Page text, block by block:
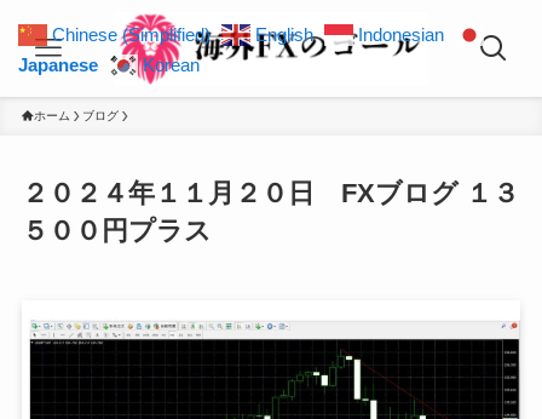
ホーム ブログ
２０２４年１１月２０日 FXブログ １３
５００円プラス
Chinese (Simplified) English
Indonesian
Japanese
Korean